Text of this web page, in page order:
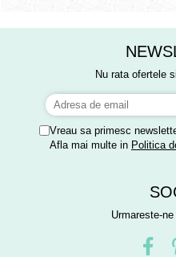
Nu rata ofertele
Vreau sa primesc
Afla mai multe in Politica
Urmareste-